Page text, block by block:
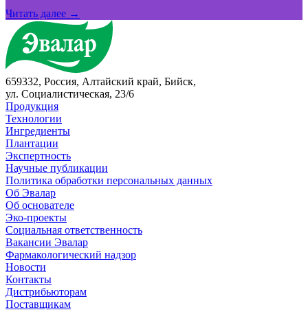
Читать далее →
659332, Россия, Алтайский край, Бийск,
ул. Социалистическая, 23/6
Продукция
Технологии
Ингредиенты
Плантации
Экспертность
Научные публикации
Политика обработки персональных данных
Об Эвалар
Об основателе
Эко-проекты
Социальная ответственность
Вакансии Эвалар
Фармакологический надзор
Новости
Контакты
Дистрибьюторам
Поставщикам